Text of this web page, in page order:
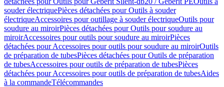
souder électriquePièces détachées pour Outils à souder
électriqueAccessoires pour outillage à souder électriqueOutils pour
soudure au miroirPièces détachées pour Outils pour soudure au
miroirAccessoires pour outils pour soudure au miroirPièces
détachées pour Accessoires pour outils pour soudure au miroirOutils
de préparation de tubesPièces détachées pour Outils de préparation
de tubesAccessoires pour outils de préparation de tubesPièces
détachées pour Accessoires pour outils de préparation de tubesAides
à la commandeTélécommandes